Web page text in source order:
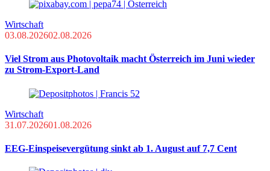
Wirtschaft
03.08.202602.08.2026
Viel Strom aus Photovoltaik macht Österreich im Juni wieder
zu Strom-Export-Land
Wirtschaft
31.07.202601.08.2026
EEG-Einspeisevergütung sinkt ab 1. August auf 7,7 Cent